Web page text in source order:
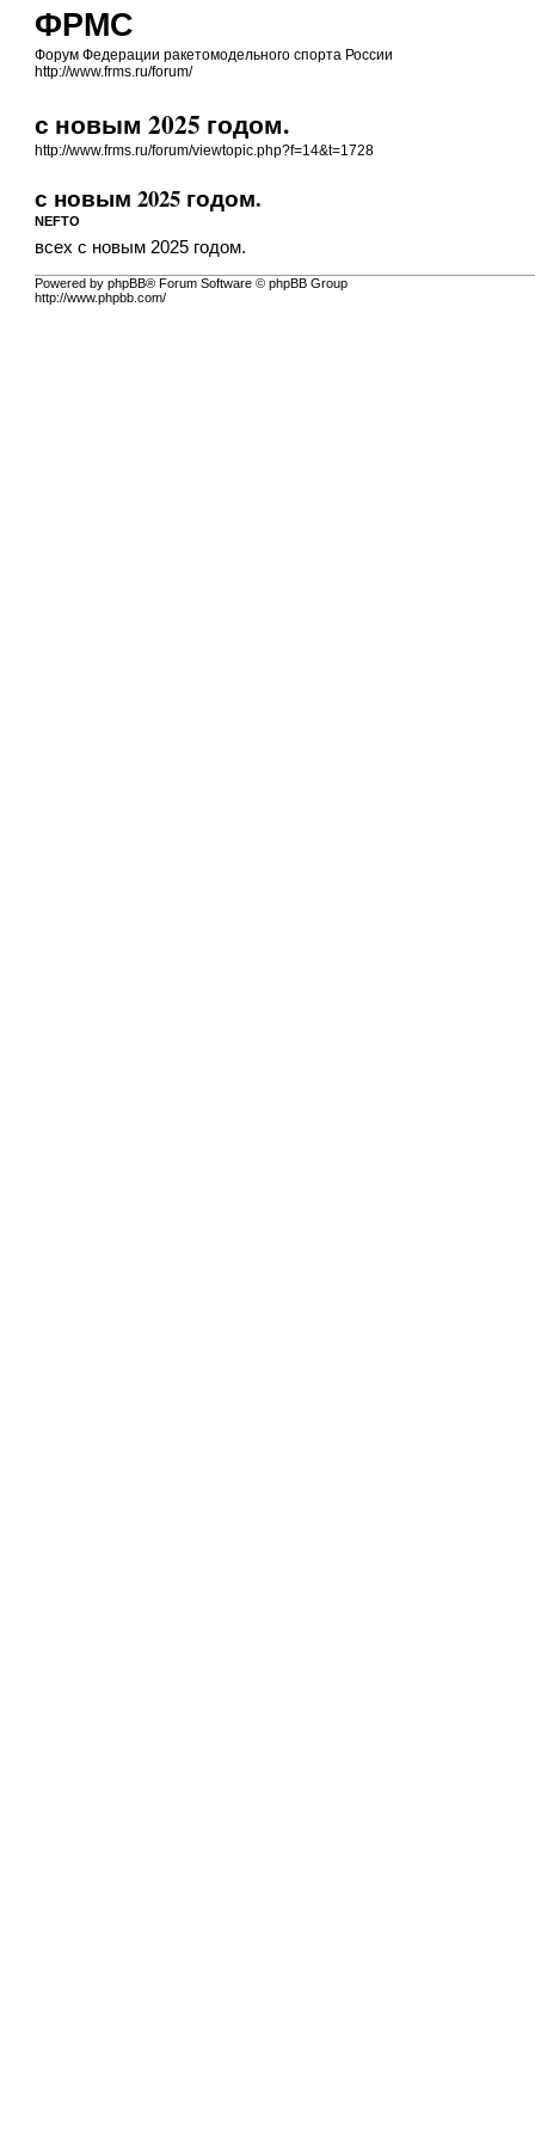
ФРМС
Форум Федерации ракетомодельного спорта России
http://www.frms.ru/forum/
с новым 2025 годом.
http://www.frms.ru/forum/viewtopic.php?f=14&t=1728
с новым 2025 годом.
NEFTO
всех с новым 2025 годом.
Powered by phpBB® Forum Software © phpBB Group
http://www.phpbb.com/